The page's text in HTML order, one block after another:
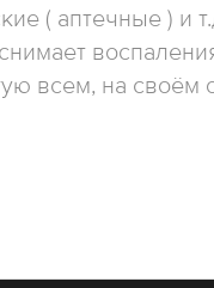
( аптечные ) и
всем, на своём